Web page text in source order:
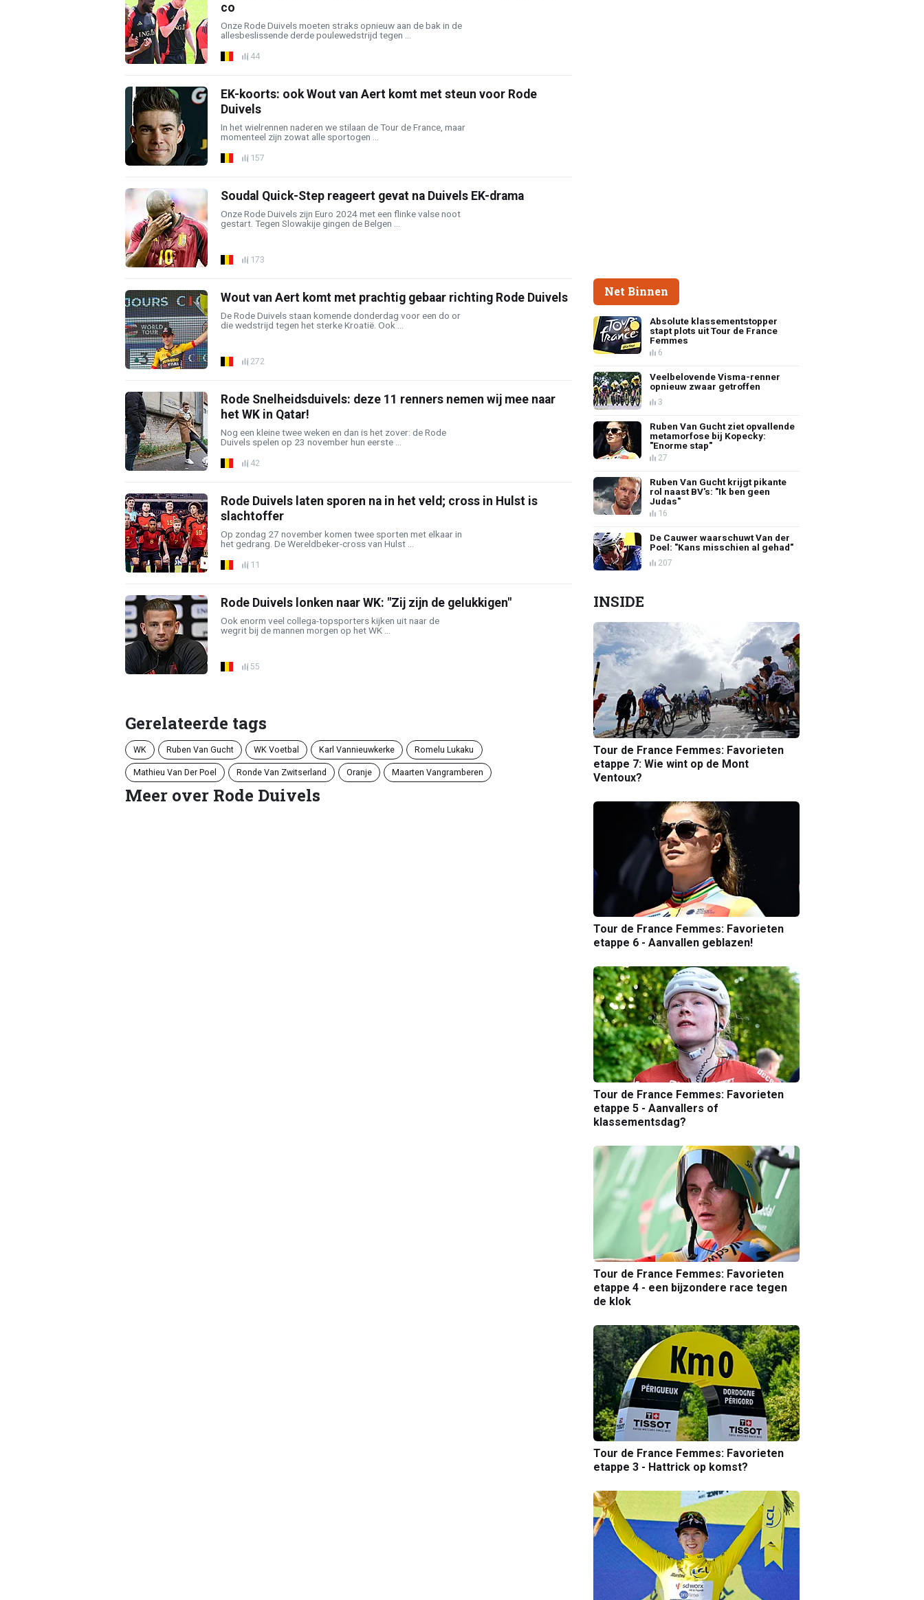
co
Onze Rode Duivels moeten straks opnieuw aan de bak in de
allesbeslissende derde poulewedstrijd tegen ...
44
EK-koorts: ook Wout van Aert komt met steun voor Rode
Duivels
In het wielrennen naderen we stilaan de Tour de France, maar
momenteel zijn zowat alle sportogen ...
157
Soudal Quick-Step reageert gevat na Duivels EK-drama
Onze Rode Duivels zijn Euro 2024 met een flinke valse noot
gestart. Tegen Slowakije gingen de Belgen ...
173
Wout van Aert komt met prachtig gebaar richting Rode Duivels
De Rode Duivels staan komende donderdag voor een do or
die wedstrijd tegen het sterke Kroatië. Ook ...
272
Rode Snelheidsduivels: deze 11 renners nemen wij mee naar
het WK in Qatar!
Nog een kleine twee weken en dan is het zover: de Rode
Duivels spelen op 23 november hun eerste ...
42
Rode Duivels laten sporen na in het veld; cross in Hulst is
slachtoffer
Op zondag 27 november komen twee sporten met elkaar in
het gedrang. De Wereldbeker-cross van Hulst ...
11
Rode Duivels lonken naar WK: "Zij zijn de gelukkigen"
Ook enorm veel collega-topsporters kijken uit naar de
wegrit bij de mannen morgen op het WK ...
55
Gerelateerde tags
WK Ruben Van Gucht WK Voetbal Karl Vannieuwkerke Romelu Lukaku
Mathieu Van Der Poel Ronde Van Zwitserland Oranje Maarten Vangramberen
Meer over Rode Duivels
Net Binnen
Absolute klassementstopper
stapt plots uit Tour de France
Femmes
6
Veelbelovende Visma-renner
opnieuw zwaar getroffen
3
Ruben Van Gucht ziet opvallende
metamorfose bij Kopecky:
"Enorme stap"
27
Ruben Van Gucht krijgt pikante
rol naast BV's: "Ik ben geen
Judas"
16
De Cauwer waarschuwt Van der
Poel: "Kans misschien al gehad"
207
INSIDE
Tour de France Femmes: Favorieten
etappe 7: Wie wint op de Mont
Ventoux?
Tour de France Femmes: Favorieten
etappe 6 - Aanvallen geblazen!
Tour de France Femmes: Favorieten
etappe 5 - Aanvallers of
klassementsdag?
Tour de France Femmes: Favorieten
etappe 4 - een bijzondere race tegen
de klok
Tour de France Femmes: Favorieten
etappe 3 - Hattrick op komst?